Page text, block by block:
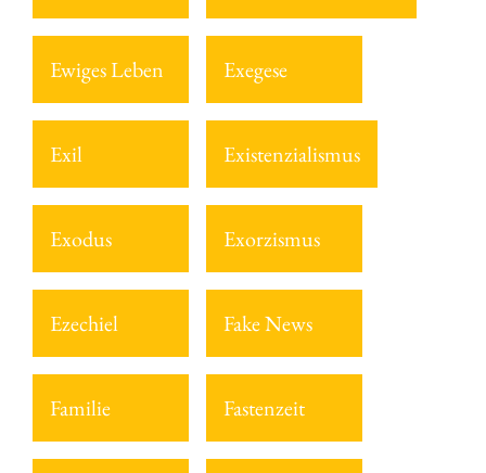
Ewiges Leben Exegese
Exil Existenzialismus
Exodus Exorzismus
Ezechiel Fake News
Familie Fastenzeit